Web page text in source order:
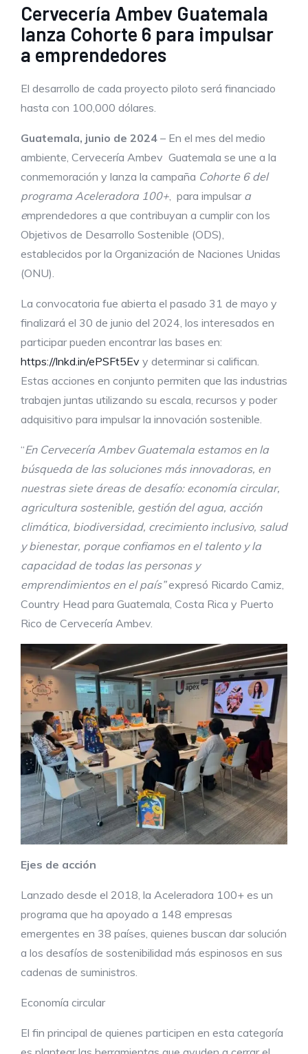
Cervecería Ambev Guatemala
lanza Cohorte 6 para impulsar
a emprendedores
El desarrollo de cada proyecto piloto será financiado
hasta con 100,000 dólares.
Guatemala, junio de 2024 – En el mes del medio
ambiente, Cervecería Ambev Guatemala se une a la
conmemoración y lanza la campaña Cohorte 6 del
programa Aceleradora 100+ para impulsar a
emprendedores a que contribuyan a cumplir con los
Objetivos de Desarrollo Sostenible (ODS),
establecidos por la Organización de Naciones Unidas
(ONU).
La convocatoria fue abierta el pasado 31 de mayo y
finalizará el 30 de junio del 2024, los interesados en
participar pueden encontrar las bases en:
https://lnkd.in/ePSFt5Ev y determinar si califican.
Estas acciones en conjunto permiten que las industrias
trabajen juntas utilizando su escala, recursos y poder
adquisitivo para impulsar la innovación sostenible.
“En Cervecería Ambev Guatemala estamos en la
búsqueda de las soluciones más innovadoras, en
nuestras siete áreas de desafío: economía circular,
agricultura sostenible, gestión del agua, acción
climática, biodiversidad, crecimiento inclusivo, salud
y bienestar, porque confiamos en el talento y la
capacidad de todas las personas y
emprendimientos en el país”expresó Ricardo Camiz,
Country Head para Guatemala, Costa Rica y Puerto
Rico de Cervecería Ambev.
Ejes de acción
Lanzado desde el 2018, la Aceleradora 100+ es un
programa que ha apoyado a 148 empresas
emergentes en 38 países, quienes buscan dar solución
a los desafíos de sostenibilidad más espinosos en sus
cadenas de suministros.
Economía circular
El fin principal de quienes participen en esta categoría